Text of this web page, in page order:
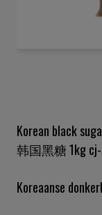
de
afbeeldingen-
gallerij
Korean black
韩国黑糖 1kg cj-
Koreaanse